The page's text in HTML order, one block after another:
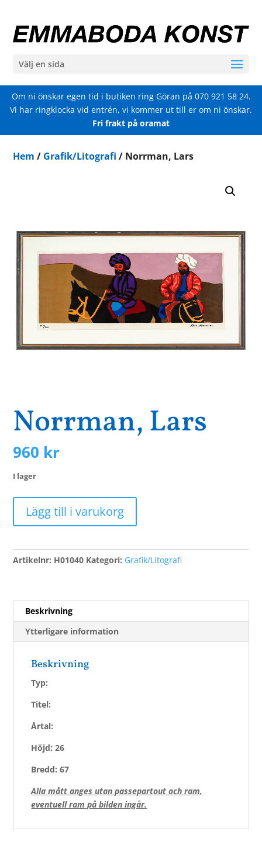
Välj en sida
Om ni önskar egen tid i butiken ring Göran på 070 921 58 24.
Vi har ringklocka vid entrén, vi kommer ut till er om ni önskar.
Fri frakt på oramat
Hem / Grafik/Litografi / Norrman, Lars
Norrman, Lars
960 kr
I lager
LarsLägg till i varukorg
Artikelnr: H01040 Kategori: Grafik/Litografi
Beskrivning
Ytterligare information
Beskrivning
Typ:
Titel:
Årtal:
Höjd: 26
Bredd: 67
Alla mått anges utan passepartout och ram,
eventuell ram på bilden ingår.